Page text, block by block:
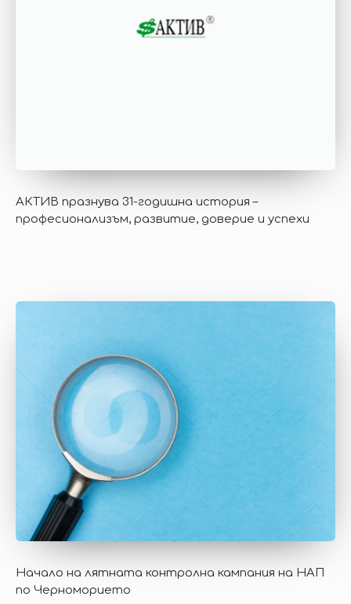
АКТИВ празнува 31-годишна история –
професионализъм, развитие, доверие и успехи
Начало на лятната контролна кампания на НАП
по Черноморието